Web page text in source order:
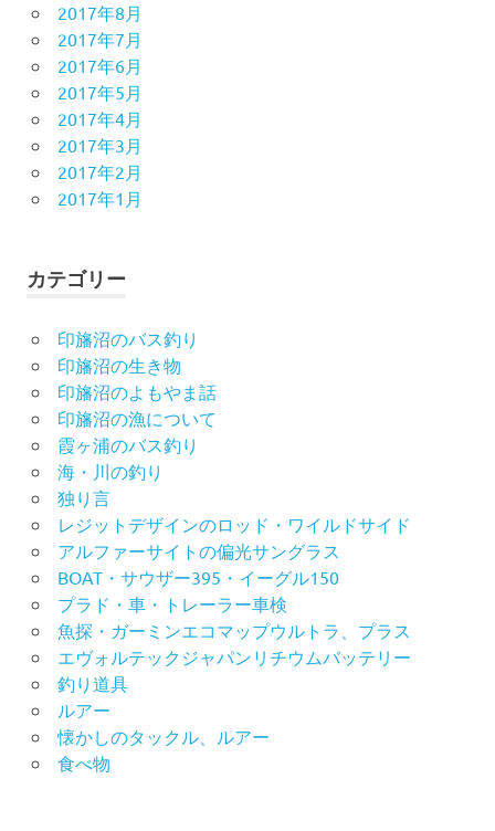
2017年8月
2017年7月
2017年6月
2017年5月
2017年4月
2017年3月
2017年2月
2017年1月
カテゴリー
印旛沼のバス釣り
印旛沼の生き物
印旛沼のよもやま話
印旛沼の漁について
霞ヶ浦のバス釣り
海・川の釣り
独り言
レジットデザインのロッド・ワイルドサイド
アルファーサイトの偏光サングラス
BOAT・サウザー395・イーグル150
プラド・車・トレーラー車検
魚探・ガーミンエコマップウルトラ、プラス
エヴォルテックジャパンリチウムバッテリー
釣り道具
ルアー
懐かしのタックル、ルアー
食べ物